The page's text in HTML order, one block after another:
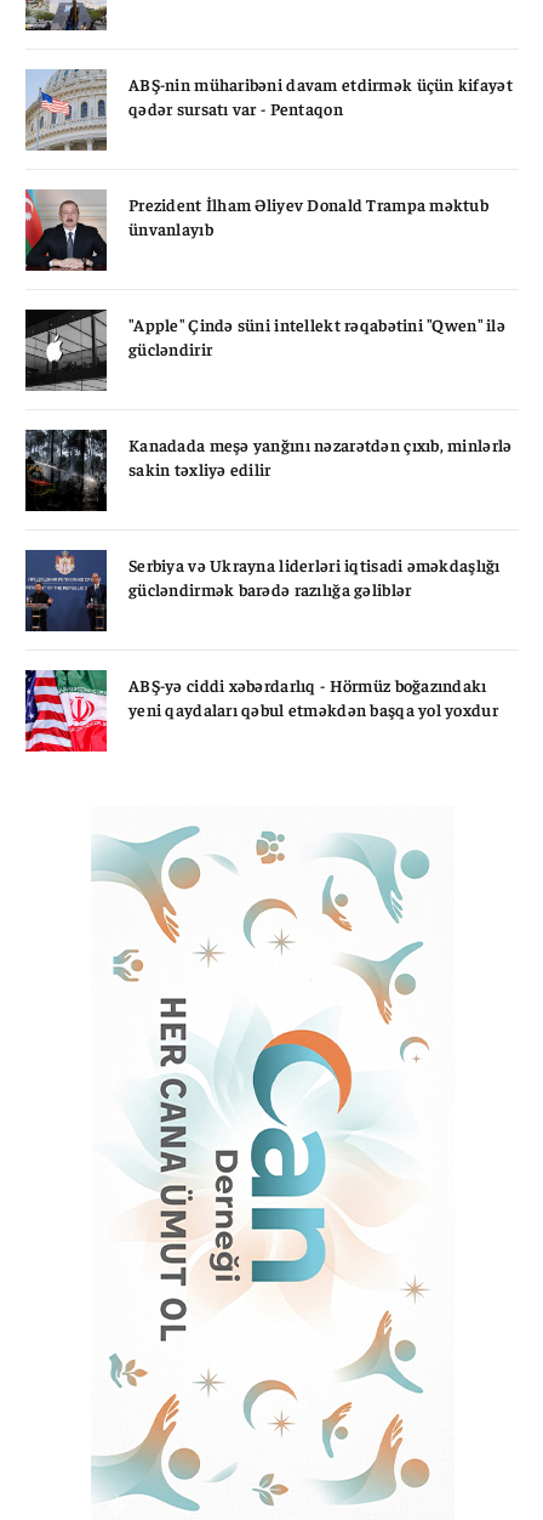
ABŞ-nin müharibəni davam etdirmək üçün kifayət
qədər sursatı var - Pentaqon
Prezident İlham Əliyev Donald Trampa məktub
ünvanlayıb
"Apple" Çində süni intellekt rəqabətini "Qwen" ilə
gücləndirir
Kanadada meşə yanğını nəzarətdən çıxıb, minlərlə
sakin təxliyə edilir
Serbiya və Ukrayna liderləri iqtisadi əməkdaşlığı
gücləndirmək barədə razılığa gəliblər
ABŞ-yə ciddi xəbərdarlıq - Hörmüz boğazındakı
yeni qaydaları qəbul etməkdən başqa yol yoxdur